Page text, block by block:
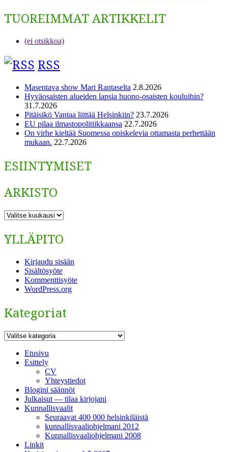
TUOREIMMAT ARTIKKELIT
(ei otsikkoa)
RSS
Masentava show Mari Rantaselta 2.8.2026
Hyväosaisten alueiden lapsia huono-osaisten kouluihin?
31.7.2026
Pitäisikö Vantaa liittää Helsinkiin? 23.7.2026
EU pilaa ilmastopolitiikkaansa 22.7.2026
On virhe kieltää Suomessa opiskelevia ottamasta perhettään
mukaan. 22.7.2026
ESIINTYMISET
ARKISTO
ARKISTO
YLLÄPITO
Kirjaudu sisään
Sisältösyöte
Kommenttisyöte
WordPress.org
Kategoriat
Kategoriat
Etusivu
Esittely
CV
Yhteystiedot
Blogini säännöt
Julkaisut — tilaa kirjojani
Kunnallisvaalit
Seuraavat 400 000 helsinkiläistä
kunnallisvaaliohjelmani 2012
Kunnallisvaaliohjelmani 2008
Linkit